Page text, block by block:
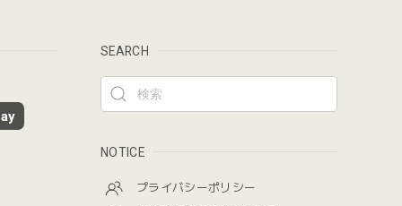
SEARCH
NOTICE
プライバシーポリシー